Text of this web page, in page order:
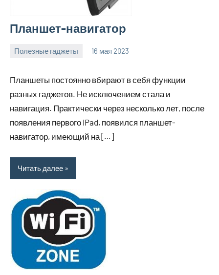
Планшет-навигатор
Полезные гаджеты 16 мая 2023
Планшеты постоянно вбирают в себя функции
разных гаджетов. Не исключением стала и
навигация. Практически через несколько лет, после
появления первого iPad, появился планшет-
навигатор, имеющий на […]
Читать далее